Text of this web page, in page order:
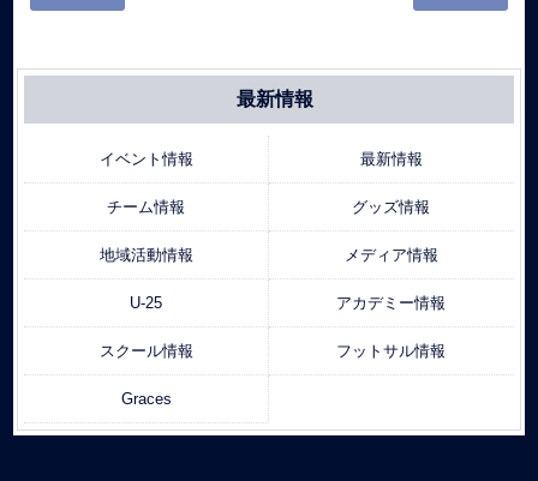
最新情報
イベント情報 最新情報
チーム情報 グッズ情報
地域活動情報 メディア情報
U-25 アカデミー情報
スクール情報 フットサル情報
Graces